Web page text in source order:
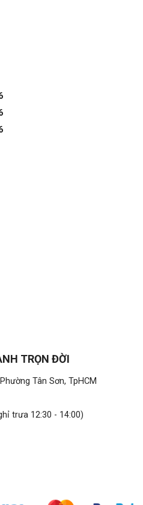
TRỌN ĐỜI
Tân Sơn, TpHCM
trưa 12:30 - 14:00)